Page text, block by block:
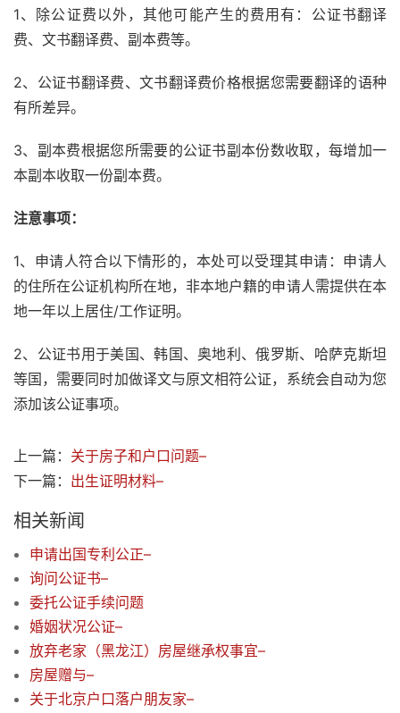
1、除公证费以外，其他可能产生的费用有：公证书翻译
费、文书翻译费、副本费等。
2、公证书翻译费、文书翻译费价格根据您需要翻译的语种
有所差异。
3、副本费根据您所需要的公证书副本份数收取，每增加一
本副本收取一份副本费。
注意事项：
1、申请人符合以下情形的，本处可以受理其申请：申请人
的住所在公证机构所在地，非本地户籍的申请人需提供在本
地一年以上居住/工作证明。
2、公证书用于美国、韩国、奥地利、俄罗斯、哈萨克斯坦
等国，需要同时加做译文与原文相符公证，系统会自动为您
添加该公证事项。
上一篇： 关于房子和户口问题–
下一篇： 出生证明材料–
相关新闻
申请出国专利公正–
询问公证书–
委托公证手续问题
婚姻状况公证–
放弃老家（黑龙江）房屋继承权事宜–
房屋赠与–
关于北京户口落户朋友家–